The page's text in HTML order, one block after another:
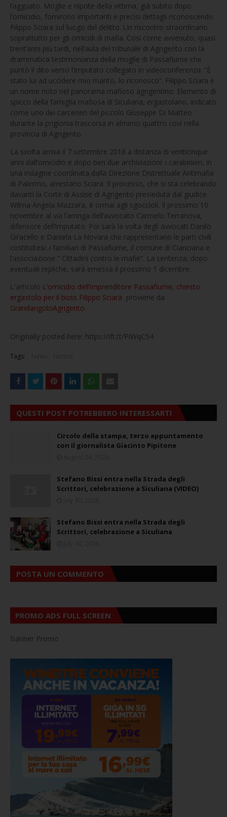
l’agguato. Moglie e nipote della vittima, già subito dopo
l’omicidio, fornirono importanti e precisi dettagli riconoscendo
Filippo Sciara sul luogo del delitto. Un riscontro straordinario
soprattutto per gli omicidi di mafia. Così come avvenuto, quasi
trent’anni più tardi, nell’aula del tribunale di Agrigento con la
drammatica testimonianza della moglie di Passafiume che
puntò il dito verso l’imputato collegato in videoconferenza: “È
stato lui ad uccidere mio marito, lo riconosco”. Filippo Sciara è
un nome noto nel panorama mafioso agrigentino. Elemento di
spicco della famiglia mafiosa di Siculiana, ergastolano, indicato
come uno dei carcerieri del piccolo Giuseppe Di Matteo
durante la prigionia trascorsa in almeno quattro covi nella
provincia di Agrigento.
La svolta arriva il 7 settembre 2018 a distanza di venticinque
anni dall’omicidio e dopo ben due archiviazioni: i carabinieri, in
una indagine coordinata dalla Direzione Distrettuale Antimafia
di Palermo, arrestano Sciara. Il processo, che si sta celebrando
davanti la Corte di Assise di Agrigento presieduta dal giudice
Wilma Angela Mazzara, è ormai agli sgoccioli. Il prossimo 10
novembre al via l’arringa dell’avvocato Carmelo Terranova,
difensore dell’imputato. Poi sarà la volta degli avvocati Danilo
Giracello e Daniela La Novara che rappresentano le parti civili
costituitesi: i familiari di Passafiume, il comune di Cianciana e
l’associazione “ Cittadini contro le mafie”. La sentenza, dopo
eventuali repliche, sarà emessa il prossimo 1 dicembre.
L'articolo L’omicidio dell’imprenditore Passafiume, chiesto
ergastolo per il boss Filippo Sciara proviene da
GrandangoloAgrigento.
Originally posted here: https://ift.tt/PiWqC54
Tags:
QUESTI POST POTREBBERO INTERESSARTI
Circolo della stampa, terzo appuntamento
con il giornalista Giacinto Pipitone
Stefano Bissi entra nella Strada degli
Scrittori, celebrazione a Siculiana (VIDEO)
Stefano Bissi entra nella Strada degli
Scrittori, celebrazione a Siculiana
POSTA UN COMMENTO
PROMO ADS FULL SCREEN
Banner Promo